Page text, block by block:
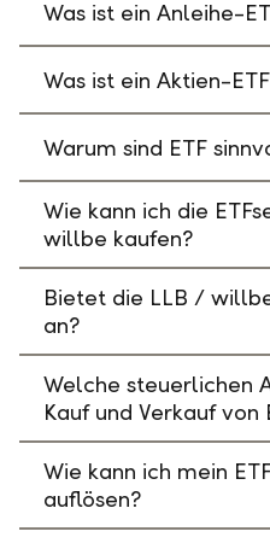
Was ist ein Anleihe-
Was ist ein Aktien-
Warum sind ETF
Wie kann ich die
willbe kaufen?
Bietet die LLB /
an?
Welche steuerlichen
Kauf und Verkauf von
Wie kann ich mein
auflösen?